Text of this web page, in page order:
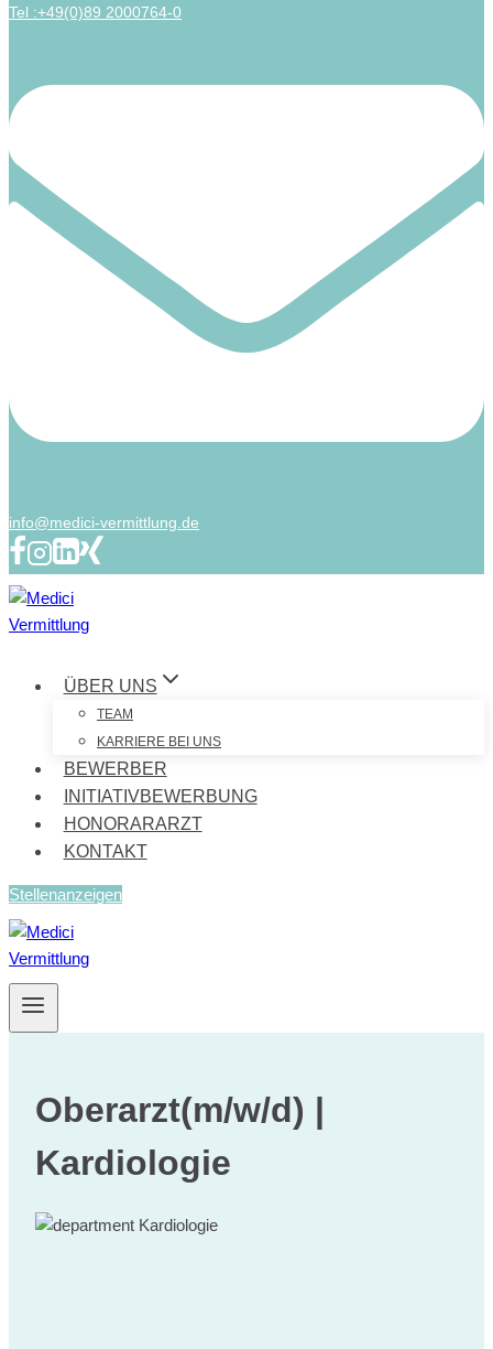
Tel :+49(0)89 2000764-0
info@medici-vermittlung.de
ÜBER UNS
TEAM
KARRIERE BEI UNS
BEWERBER
INITIATIVBEWERBUNG
HONORARARZT
KONTAKT
Stellenanzeigen
Oberarzt(m/w/d) |
Kardiologie
Kardiologie